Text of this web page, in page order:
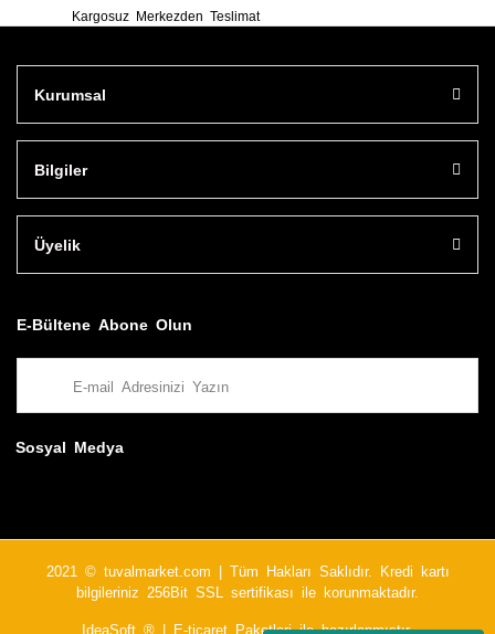
Kargosuz Merkezden Teslimat
Kurumsal
Bilgiler
Üyelik
E-Bültene Abone Olun
Sosyal Medya
2021 © tuvalmarket.com | Tüm Hakları Saklıdır. Kredi kartı
bilgileriniz 256Bit SSL sertifikası ile korunmaktadır.
IdeaSoft ® | E-ticaret Paketleri ile hazırlanmıştır.